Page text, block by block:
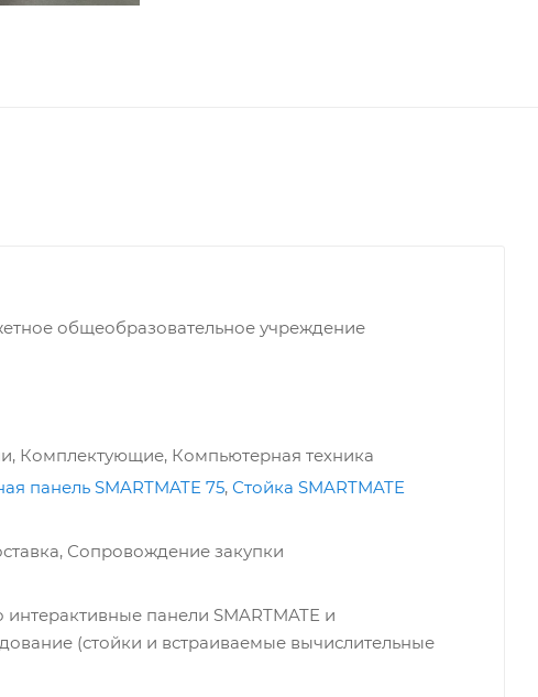
общеобразовательное учреждение
Комплектующие, Компьютерная техника
панель SMARTMATE 75, Стойка SMARTMATE
Сопровождение закупки
панели SMARTMATE и
(стойки и встраиваемые вычислительные